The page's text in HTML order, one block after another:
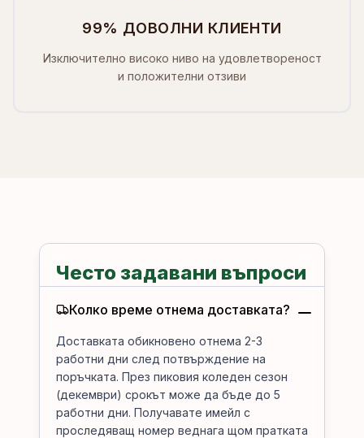
99% ДОВОЛНИ КЛИЕНТИ
Изключително високо ниво на удовлетвореност
и положителни отзиви
Често задавани въпроси
Колко време отнема доставката?
Доставката обикновено отнема 2-3
работни дни след потвърждение на
поръчката. През пиковия коледен сезон
(декември) срокът може да бъде до 5
работни дни. Получавате имейл с
проследяващ номер веднага щом пратката